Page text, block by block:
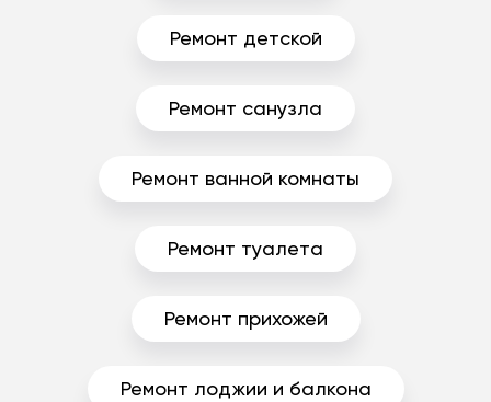
Ремонт детской
Ремонт санузла
Ремонт ванной комнаты
Ремонт туалета
Ремонт прихожей
Ремонт лоджии и балкона